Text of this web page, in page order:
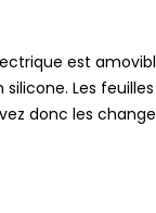
est
Les
donc les